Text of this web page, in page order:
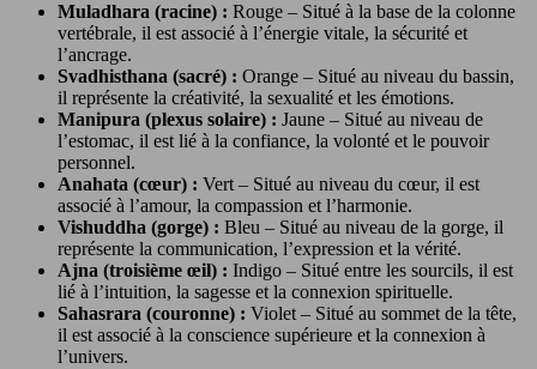
Muladhara (racine) : Rouge – Situé à la base de la colonne
vertébrale, il est associé à l’énergie vitale, la sécurité et
l’ancrage.
Svadhisthana (sacré) : Orange – Situé au niveau du bassin,
il représente la créativité, la sexualité et les émotions.
Manipura (plexus solaire) : Jaune – Situé au niveau de
l’estomac, il est lié à la confiance, la volonté et le pouvoir
personnel.
Anahata (cœur) : Vert – Situé au niveau du cœur, il est
associé à l’amour, la compassion et l’harmonie.
Vishuddha (gorge) : Bleu – Situé au niveau de la gorge, il
représente la communication, l’expression et la vérité.
Ajna (troisième œil) : Indigo – Situé entre les sourcils, il est
lié à l’intuition, la sagesse et la connexion spirituelle.
Sahasrara (couronne) : Violet – Situé au sommet de la tête,
il est associé à la conscience supérieure et la connexion à
l’univers.